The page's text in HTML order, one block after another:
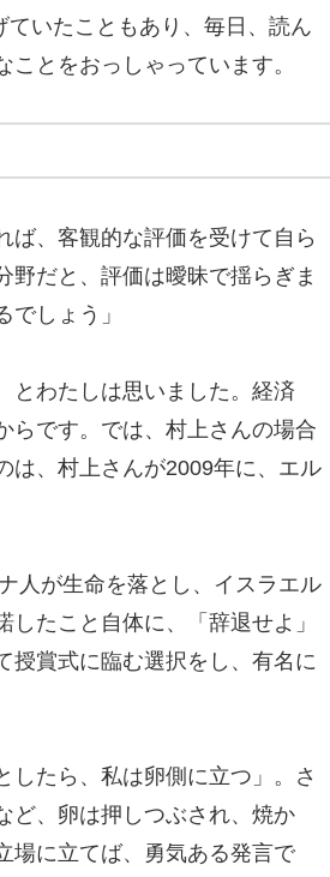
いたこともあり、毎日、読ん
とをおっしゃっています。
ば、客観的な評価を受けて自ら
野だと、評価は曖昧で揺らぎま
しょう」
とわたしは思いました。経済
らです。では、村上さんの場合
は、村上さんが2009年に、エル
人が生命を落とし、イスラエル
たこと自体に、「辞退せよ」
授賞式に臨む選択をし、有名に
したら、私は卵側に立つ」。さ
ど、卵は押しつぶされ、焼か
場に立てば、勇気ある発言で